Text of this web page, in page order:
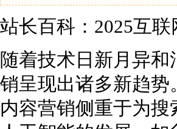
站长百科：2025互
随着技术日新月异
销呈现出诸多新趋
内容营销侧重于为